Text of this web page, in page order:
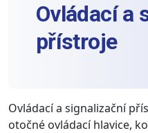
Ovládací a
přístroje
Ovládací a signalizační
otočné ovládací hlavice,